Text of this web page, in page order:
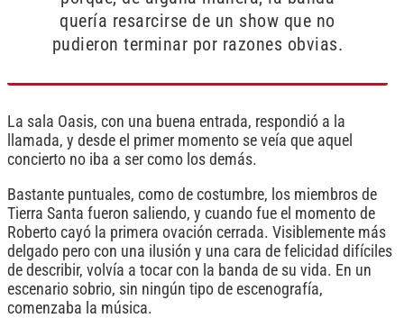
quería resarcirse de un show que no
pudieron terminar por razones obvias.
La sala Oasis, con una buena entrada, respondió a la
llamada, y desde el primer momento se veía que aquel
concierto no iba a ser como los demás.
Bastante puntuales, como de costumbre, los miembros de
Tierra Santa fueron saliendo, y cuando fue el momento de
Roberto cayó la primera ovación cerrada. Visiblemente más
delgado pero con una ilusión y una cara de felicidad difíciles
de describir, volvía a tocar con la banda de su vida. En un
escenario sobrio, sin ningún tipo de escenografía,
comenzaba la música.